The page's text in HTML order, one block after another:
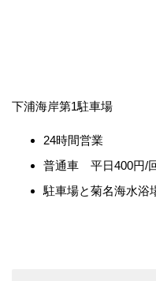
下浦海岸第1駐車場
24時間営業
普通車 平日400円/
駐車場と菊名海水浴